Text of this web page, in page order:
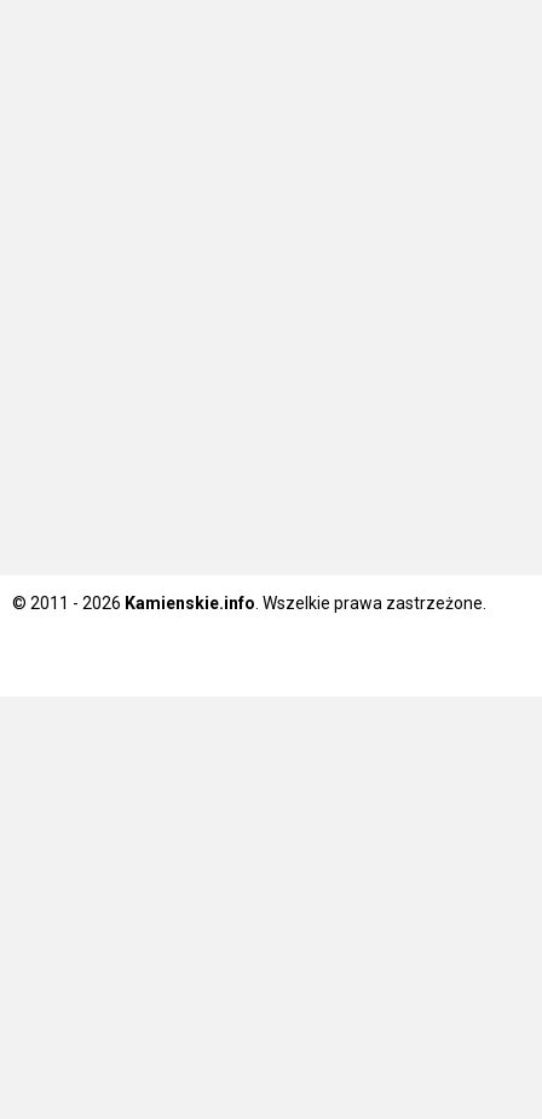
© 2011 - 2026 Kamienskie.info . Wszelkie prawa zastrzeżone.